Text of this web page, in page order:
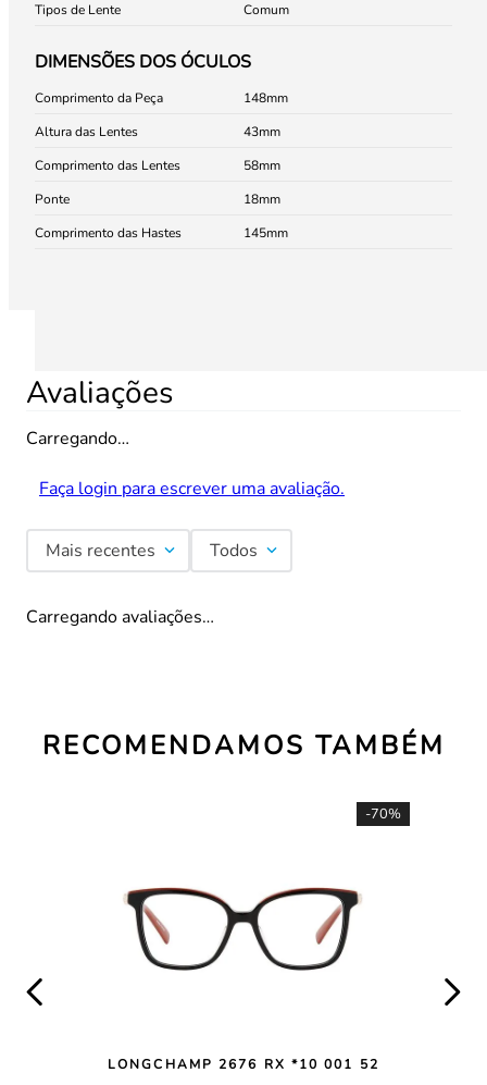
Tipos de Lente
Comum
DIMENSÕES DOS ÓCULOS
Comprimento da Peça
148
Altura das Lentes
43
Comprimento das Lentes
58
Ponte
18
Comprimento das Hastes
145
Avaliações
Carregando…
Faça login para escrever uma avaliação.
Mais recentes Todos
Carregando avaliações…
RECOMENDAMOS TAMBÉM
-70%
LONGCHAMP 2676 RX *10 001 52